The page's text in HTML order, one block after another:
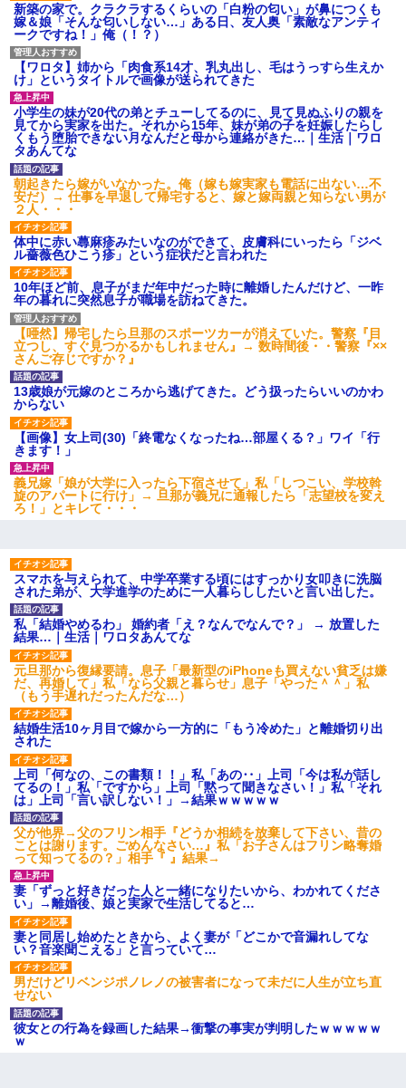
【まぬけ】夫「離婚だ！」私「わかった。で？」夫「慰謝料
だ！」私「いいけど弁護士通して。私も請求する」夫「」
友人「酒の勢いで女先輩をホテルに連れ込んだｗｗｗｗｗ」俺
「…」
今日夫の実家に泊ったんだけど、朝起きたら股間がなんかモッコ
リしてた
【驚愕】私「今まで育てた分のお金返してね(冗談)」息子「はい、
3000万円」→数年後。私「妹が病気になったから援助して欲し
い」→
父親がくも膜下出血で突然ﾀﾋ。→母の貯金が0なことが判明。→母
「私を家に置いてほしい、どうか見捨てないで(土下座」俺・嫁
「…」
姉旦那の友達「ほんとのパパだよ～」私のお腹を触ってほざく。
→思わず手を叩いて振り払ったら…
【唖然】帰宅したら旦那のスポーツカーが消えていた。警察『目
立つし、すぐ見つかるかもしれません』→ 数時間後・・警察『××
さんご存じですか？』
【GJ!】会社から帰宅中、広い駐車場にエンジンかけっ放しの車を
発見。しかも「ヒィ～」みたいな声も聞こえてきたので気になっ
子供の頃、母の弟にイタズラされてて中学に入ってから関係を持
ってしまった。拒絶したら「全部バラしてやる」と脅迫されたの
で両親に全部話した。
元夫の連れ子「俺の結婚式の時くらい、母親としての責任を果た
そうとは思わないのか！」→どうも連れ子は…
デパートの外商『私さんだと名乗る女が、ツケで宝石を買おうと
していて…』私「！？」→ 翌日。ママ友たちの様子が微妙におか
しくなり・・・
わい(42)渋谷の夜のサービスで19の女の子にゴックンさせた結果
ｗｗｗｗｗｗｗｗ
私『貯金貯まったし、やっと家建てられるね！』夫「実家を二世
帯住宅にした。それに貯金使った」→私『離婚しよう』夫「え
っ」私『使った貯金はあげるから』→すると…
転職先が決まったので退職の意思を伝えたら。上司「無責任」
「簡単には辞めさせない」私（どうせ辞めるし…）→ 思いっきり
反論をしてみた
スマホを与えられて、中学卒業する頃にはすっかり女叩きに洗脳
された弟が、大学進学のために一人暮らししたいと言い出した。
｢昨日はお兄ちゃんと一緒にお風呂に入っちゃった～｣とか毎日兄
新築の家で。クラクラするくらいの「白粉の匂い」が鼻につくも
嫁＆娘「そんな匂いしない…」ある日、友人奥「素敵なアンティ
ークですね！」俺（！？）
【ワロタ】姉から「肉食系14才、乳丸出し、毛はうっすら生えか
け」というタイトルで画像が送られてきた
小学生の妹が20代の弟とチューしてるのに、見て見ぬふりの親を
見てから実家を出た。それから15年、妹が弟の子を妊娠したらし
くもう堕胎できない月なんだと母から連絡がきた…｜生活｜ワロ
タあんてな
朝起きたら嫁がいなかった。俺（嫁も嫁実家も電話に出ない…不
安だ）→ 仕事を早退して帰宅すると、嫁と嫁両親と知らない男が
２人・・・
体中に赤い蕁麻疹みたいなのができて、皮膚科にいったら「ジベ
ル薔薇色ひこう疹」という症状だと言われた
10年ほど前、息子がまだ年中だった時に離婚したんだけど、一昨
年の暮れに突然息子が職場を訪ねてきた。
【唖然】帰宅したら旦那のスポーツカーが消えていた。警察『目
立つし、すぐ見つかるかもしれません』→ 数時間後・・警察『××
さんご存じですか？』
13歳娘が元嫁のところから逃げてきた。どう扱ったらいいのかわ
からない
【画像】女上司(30)「終電なくなったね…部屋くる？」ワイ「行
きます！」
義兄嫁「娘が大学に入ったら下宿させて」私「しつこい、学校斡
旋のアパートに行け」→ 旦那が義兄に通報したら「志望校を変え
ろ！」とキレて・・・
スマホを与えられて、中学卒業する頃にはすっかり女叩きに洗脳
された弟が、大学進学のために一人暮らししたいと言い出した。
私「結婚やめるわ」 婚約者「え？なんでなんで？」 → 放置した
結果…｜生活｜ワロタあんてな
元旦那から復縁要請。息子「最新型のiPhoneも買えない貧乏は嫌
だ、再婚して」私「なら父親と暮らせ」息子「やった＾＾」私
（もう手遅れだったんだな…）
結婚生活10ヶ月目で嫁から一方的に「もう冷めた」と離婚切り出
された
上司「何なの、この書類！！」私「あの‥」上司「今は私が話し
てるの！」私「ですから」上司「黙って聞きなさい！」私「それ
は」上司「言い訳しない！」→結果ｗｗｗｗｗ
父が他界→父のフリン相手『どうか相続を放棄して下さい、昔の
ことは謝ります。ごめんなさい…』私「お子さんはフリン略奪婚
って知ってるの？」相手『 』結果→
妻「ずっと好きだった人と一緒になりたいから、わかれてくださ
い」→離婚後、娘と実家で生活してると…
妻と同居し始めたときから、よく妻が「どこかで音漏れしてな
い？音楽聞こえる」と言っていて…
男だけどリベンジポノレノの被害者になって未だに人生が立ち直
せない
彼女との行為を録画した結果→衝撃の事実が判明したｗｗｗｗｗ
ｗ